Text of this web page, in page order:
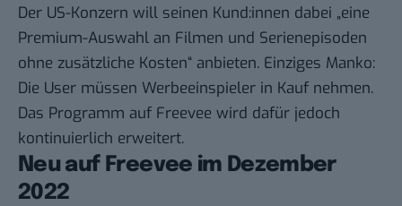
Der US-Konzern will seinen Kund:innen dabei „eine
Premium-Auswahl an Filmen und Serienepisoden
ohne zusätzliche Kosten“ anbieten. Einziges Manko:
Die User müssen Werbeeinspieler in Kauf nehmen.
Das Programm auf Freevee wird dafür jedoch
kontinuierlich erweitert.
Neu auf Freevee im Dezember
2022